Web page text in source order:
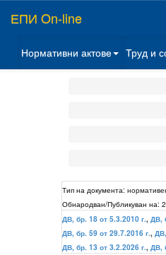
ЕПИ On-line
Нормативни актове Труд и
Тип на документа:
Обнародван/Публикуван на:
ДВ, бр. 18 от 5.3.2010 г., ДВ,
ДВ, бр. 59 от 29.7.2016 г.,
ДВ, бр. 13 от 3.2.2026 г., ДВ,